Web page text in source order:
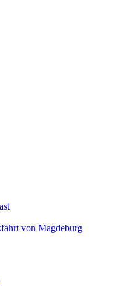
von Magdeburg